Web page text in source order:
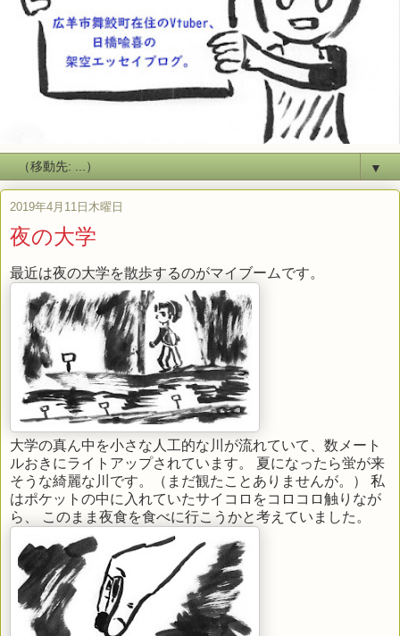
▼
2019年4月11日木曜日
夜の大学
最近は夜の大学を散歩するのがマイブームです。
大学の真ん中を小さな人工的な川が流れていて、数メート
ルおきにライトアップされています。 夏になったら蛍が来
そうな綺麗な川です。（まだ観たことありませんが。） 私
はポケットの中に入れていたサイコロをコロコロ触りなが
ら、 このまま夜食を食べに行こうかと考えていました。